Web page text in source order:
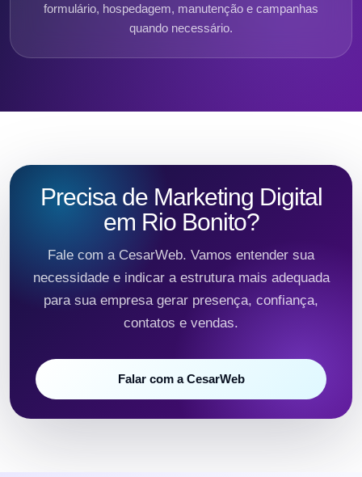
formulário, hospedagem, manutenção e campanhas
quando necessário.
Precisa de Marketing Digital
em Rio Bonito?
Fale com a CesarWeb. Vamos entender sua
necessidade e indicar a estrutura mais adequada
para sua empresa gerar presença, confiança,
contatos e vendas.
Falar com a CesarWeb